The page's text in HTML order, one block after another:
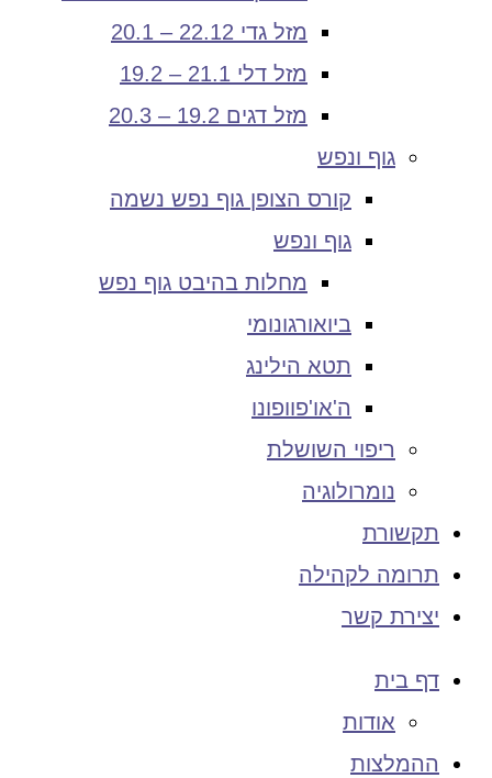
מזל גדי 22.12 – 20.1
מזל דלי 21.1 – 19.2
מזל דגים 19.2 – 20.3
גוף ונפש
קורס הצופן גוף נפש נשמה
גוף ונפש
מחלות בהיבט גוף נפש
ביואורגונומי
תטא הילינג
ה'או'פוופונו
ריפוי השושלת
נומרולוגיה
תקשורת
תרומה לקהילה
יצירת קשר
דף בית
אודות
ההמלצות